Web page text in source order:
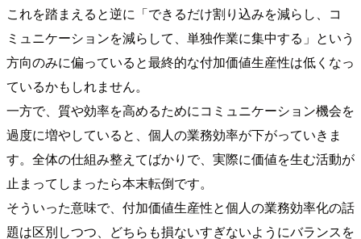
これを踏まえると逆に「できるだけ割り込みを減らし、コ
ミュニケーションを減らして、単独作業に集中する」という
方向のみに偏っていると最終的な付加価値生産性は低くなっ
ているかもしれません。
一方で、質や効率を高めるためにコミュニケーション機会を
過度に増やしていると、個人の業務効率が下がっていきま
す。全体の仕組み整えてばかりで、実際に価値を生む活動が
止まってしまったら本末転倒です。
そういった意味で、付加価値生産性と個人の業務効率化の話
題は区別しつつ、どちらも損ないすぎないようにバランスを